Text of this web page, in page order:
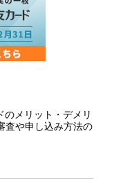
のメリット・デメリ
査や申し込み方法の